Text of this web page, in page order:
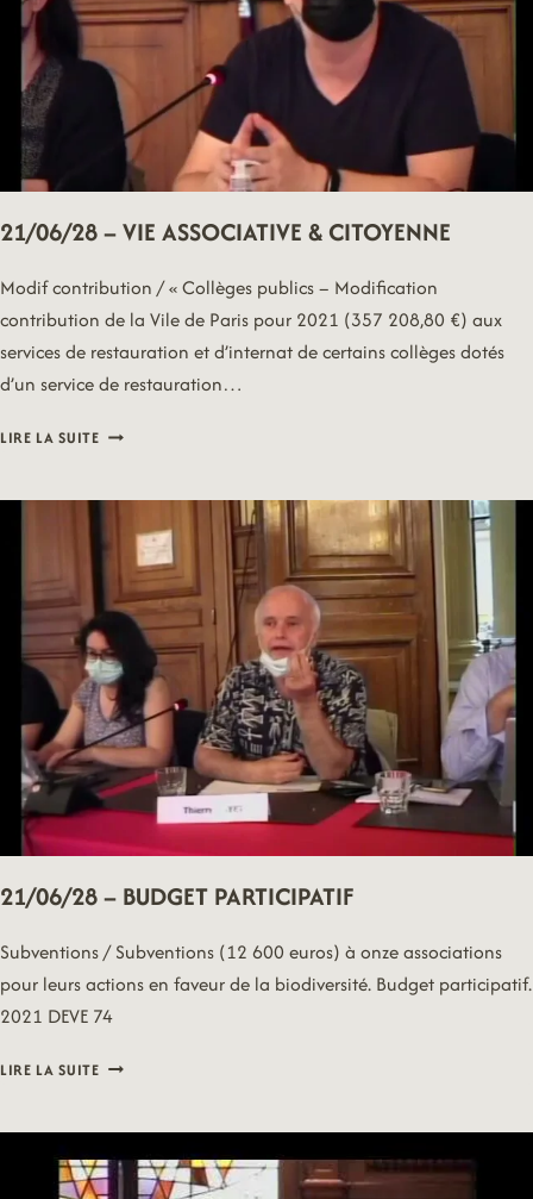
21/06/28 – VIE ASSOCIATIVE & CITOYENNE
Modif contribution / « Collèges publics – Modification
contribution de la Vile de Paris pour 2021 (357 208,80 €) aux
services de restauration et d’internat de certains collèges dotés
d’un service de restauration…
LIRE LA SUITE21/06/28
ASSOCIATIVE
CITOYENNE
21/06/28 – BUDGET PARTICIPATIF
Subventions / Subventions (12 600 euros) à onze associations
pour leurs actions en faveur de la biodiversité. Budget participatif.
2021 DEVE 74
LIRE LA SUITE21/06/28
PARTICIPATIF